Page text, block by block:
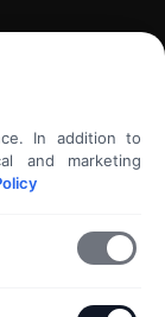
In addition to
and marketing